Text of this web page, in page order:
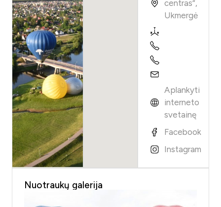
centras“,
Ukmergė
Aplankyti
interneto
svetainę
Facebook
Instagram
Nuotraukų galerija